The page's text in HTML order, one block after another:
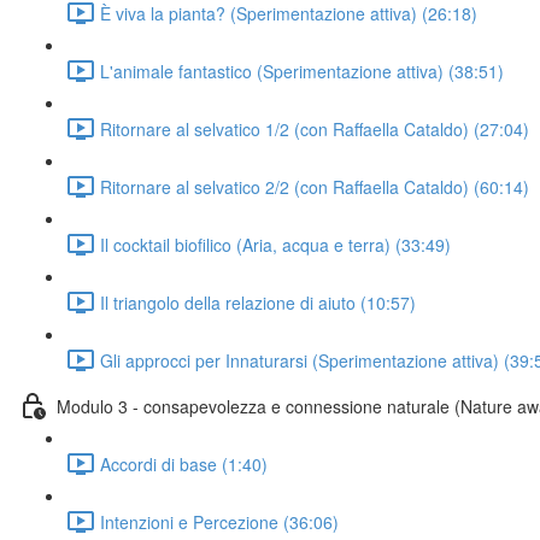
È viva la pianta? (Sperimentazione attiva) (26:18)
L'animale fantastico (Sperimentazione attiva) (38:51)
Ritornare al selvatico 1/2 (con Raffaella Cataldo) (27:04)
Ritornare al selvatico 2/2 (con Raffaella Cataldo) (60:14)
Il cocktail biofilico (Aria, acqua e terra) (33:49)
Il triangolo della relazione di aiuto (10:57)
Gli approcci per Innaturarsi (Sperimentazione attiva)
Modulo 3 - consapevolezza e connessione naturale (Nature
Accordi di base (1:40)
Intenzioni e Percezione (36:06)